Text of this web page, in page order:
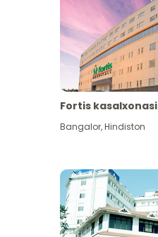
Fortis kasalxonasi
Bangalor,Hindiston